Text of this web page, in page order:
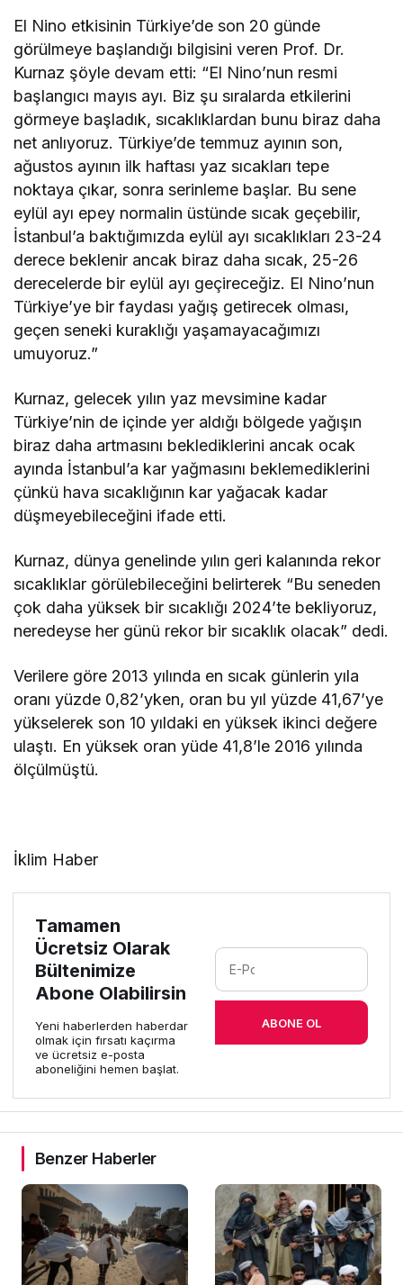
El Nino etkisinin Türkiye’de son 20 günde
görülmeye başlandığı bilgisini veren Prof. Dr.
Kurnaz şöyle devam etti: “El Nino’nun resmi
başlangıcı mayıs ayı. Biz şu sıralarda etkilerini
görmeye başladık, sıcaklıklardan bunu biraz daha
net anlıyoruz. Türkiye’de temmuz ayının son,
ağustos ayının ilk haftası yaz sıcakları tepe
noktaya çıkar, sonra serinleme başlar. Bu sene
eylül ayı epey normalin üstünde sıcak geçebilir,
İstanbul’a baktığımızda eylül ayı sıcaklıkları 23-24
derece beklenir ancak biraz daha sıcak, 25-26
derecelerde bir eylül ayı geçireceğiz. El Nino’nun
Türkiye’ye bir faydası yağış getirecek olması,
geçen seneki kuraklığı yaşamayacağımızı
umuyoruz.”
Kurnaz, gelecek yılın yaz mevsimine kadar
Türkiye’nin de içinde yer aldığı bölgede yağışın
biraz daha artmasını beklediklerini ancak ocak
ayında İstanbul’a kar yağmasını beklemediklerini
çünkü hava sıcaklığının kar yağacak kadar
düşmeyebileceğini ifade etti.
Kurnaz, dünya genelinde yılın geri kalanında rekor
sıcaklıklar görülebileceğini belirterek “Bu seneden
çok daha yüksek bir sıcaklığı 2024’te bekliyoruz,
neredeyse her günü rekor bir sıcaklık olacak” dedi.
Verilere göre 2013 yılında en sıcak günlerin yıla
oranı yüzde 0,82’yken, oran bu yıl yüzde 41,67’ye
yükselerek son 10 yıldaki en yüksek ikinci değere
ulaştı. En yüksek oran yüde 41,8’le 2016 yılında
ölçülmüştü.
İklim Haber
Tamamen
Ücretsiz Olarak
Bültenimize
Abone Olabilirsin
Yeni haberlerden haberdar
olmak için fırsatı kaçırma
ve ücretsiz e-posta
aboneliğini hemen başlat.
ABONE OL
Benzer Haberler